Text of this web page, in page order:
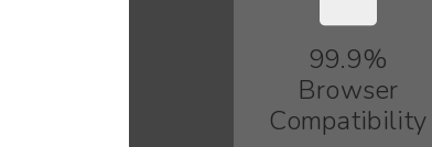
99.9%
Browser
Compatibility